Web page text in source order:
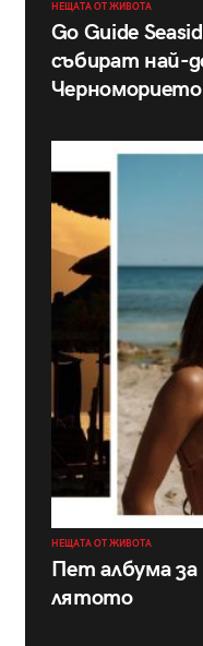
НЕЩАТА ОТ ЖИВОТА
Go Guide
събират най-
Черноморието
НЕЩАТА ОТ ЖИВОТА
Пет албума за
лятото